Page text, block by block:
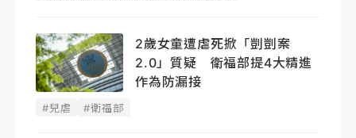
2歲女童遭虐死掀「剴剴案
2.0」質疑 衛福部提4大精進
作為防漏接
#兒虐 #衛福部